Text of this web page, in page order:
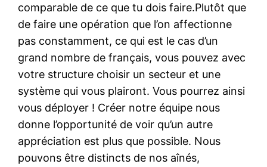
comparable de ce que tu dois faire.Plutôt que
de faire une opération que l’on affectionne
pas constamment, ce qui est le cas d’un
grand nombre de français, vous pouvez avec
votre structure choisir un secteur et une
système qui vous plairont. Vous pourrez ainsi
vous déployer ! Créer notre équipe nous
donne l’opportunité de voir qu’un autre
appréciation est plus que possible. Nous
pouvons être distincts de nos aînés,